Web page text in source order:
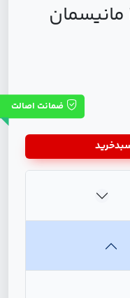
تبدیل جوشی رده 40 مانیسمان
ضمانت اصالت